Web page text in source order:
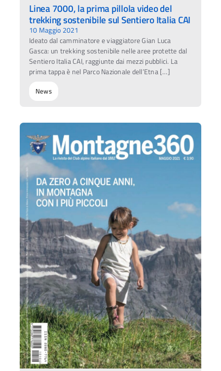
Linea 7000, la prima pillola video del
trekking sostenibile sul Sentiero Italia CAI
10 Maggio 2021
Ideato dal camminatore e viaggiatore Gian Luca
Gasca: un trekking sostenibile nelle aree protette dal
Sentiero Italia CAI, raggiunte dai mezzi pubblici. La
prima tappa è nel Parco Nazionale dell’Etna […]
News